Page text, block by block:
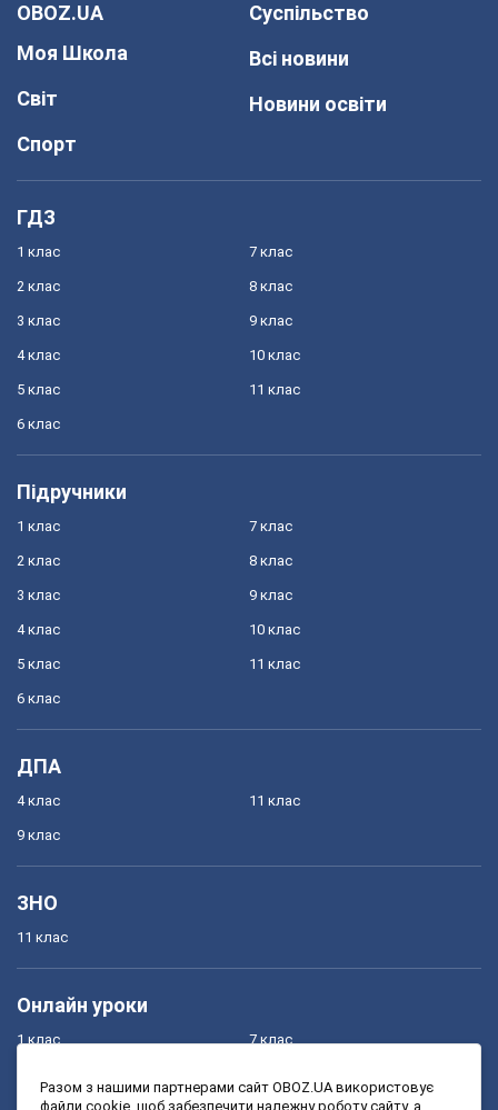
OBOZ.UA
Моя Школа
Світ
Спорт
Суспільство
Всі новини
Новини освіти
ГДЗ
1 клас
2 клас
3 клас
4 клас
5 клас
6 клас
7 клас
8 клас
9 клас
10 клас
11 клас
Підручники
1 клас
2 клас
3 клас
4 клас
5 клас
6 клас
7 клас
8 клас
9 клас
10 клас
11 клас
ДПА
4 клас
9 клас
11 клас
ЗНО
11 клас
Онлайн уроки
1 клас 7 клас
Разом з нашими партнерами сайт OBOZ.UA використовує
файли cookie, щоб забезпечити належну роботу сайту, а